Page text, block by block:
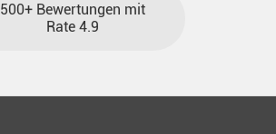
500+ Bewertungen mit
Rate 4.9